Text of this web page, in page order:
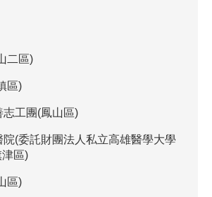
二區)
區)
工團(鳳山區)
(委託財團法人私立高雄醫學大學
區)
區)